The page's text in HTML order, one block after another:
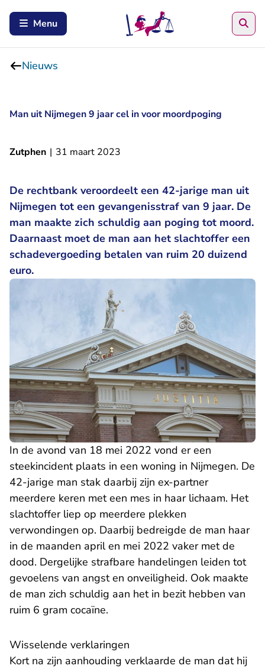
Menu
Nieuws
Man uit Nijmegen 9 jaar cel in voor moordpoging
Zutphen | 31 maart 2023
De rechtbank veroordeelt een 42-jarige man uit
Nijmegen tot een gevangenisstraf van 9 jaar. De
man maakte zich schuldig aan poging tot moord.
Daarnaast moet de man aan het slachtoffer een
schadevergoeding betalen van ruim 20 duizend
euro.
In de avond van 18 mei 2022 vond er een
steekincident plaats in een woning in Nijmegen. De
42-jarige man stak daarbij zijn ex-partner
meerdere keren met een mes in haar lichaam. Het
slachtoffer liep op meerdere plekken
verwondingen op. Daarbij bedreigde de man haar
in de maanden april en mei 2022 vaker met de
dood. Dergelijke strafbare handelingen leiden tot
gevoelens van angst en onveiligheid. Ook maakte
de man zich schuldig aan het in bezit hebben van
ruim 6 gram cocaïne.
Wisselende verklaringen
Kort na zijn aanhouding verklaarde de man dat hij